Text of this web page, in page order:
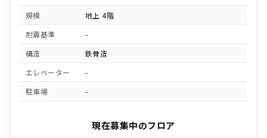
規模
地上 4階
耐震基準
-
構造
鉄骨造
エレベーター
-
駐車場
-
現在募集中のフロア